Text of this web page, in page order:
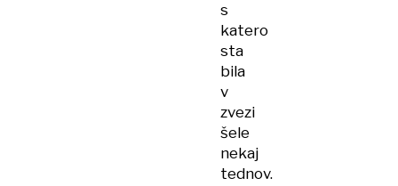
s
katero
sta
bila
v
zvezi
šele
nekaj
tednov.